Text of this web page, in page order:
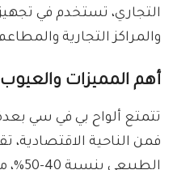
التجاري، تستخدم في
والمراكز التجارية
أهم المميزات والعيوب
تتمتع ألواح بي في سي
فمن الناحية